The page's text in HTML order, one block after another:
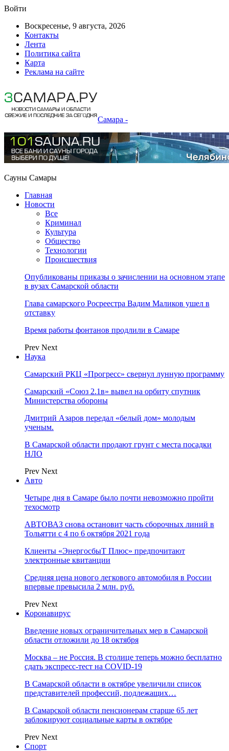
Войти
Воскресенье, 9 августа, 2026
Контакты
Лента
Политика сайта
Карта
Реклама на сайте
Самара -
Сауны Самары
Главная
Новости
Все
Криминал
Культура
Общество
Технологии
Происшествия
Опубликованы приказы о зачислении на основном этапе
в вузах Самарской области
Глава самарского Росреестра Вадим Маликов ушел в
отставку
Время работы фонтанов продлили в Самаре
Prev Next
Наука
Самарский РКЦ «Прогресс» свернул лунную программу
Самарский «Союз 2.1в» вывел на орбиту спутник
Министерства обороны
Дмитрий Азаров передал «белый дом» молодым
ученым.
В Самарской области продают грунт с места посадки
НЛО
Prev Next
Авто
Четыре дня в Самаре было почти невозможно пройти
техосмотр
АВТОВАЗ снова остановит часть сборочных линий в
Тольятти с 4 по 6 октября 2021 года
Клиенты «ЭнергосбыТ Плюс» предпочитают
электронные квитанции
Средняя цена нового легкового автомобиля в России
впервые превысила 2 млн. руб.
Prev Next
Коронавирус
Введение новых ограничительных мер в Самарской
области отложили до 18 октября
Москва – не Россия. В столице теперь можно бесплатно
сдать экспресс-тест на COVID-19
В Самарской области в октябре увеличили список
представителей профессий, подлежащих…
В Самарской области пенсионерам старше 65 лет
заблокируют социальные карты в октябре
Prev Next
Спорт